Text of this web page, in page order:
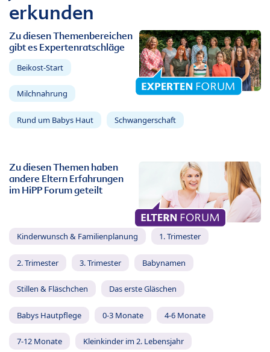
erkunden
Zu diesen Themenbereichen
gibt es Expertenratschläge
Beikost-Start
Milchnahrung
Rund um Babys Haut Schwangerschaft
Zu diesen Themen haben
andere Eltern Erfahrungen
im HiPP Forum geteilt
Kinderwunsch & Familienplanung 1. Trimester
2. Trimester 3. Trimester Babynamen
Stillen & Fläschchen Das erste Gläschen
Babys Hautpflege 0-3 Monate 4-6 Monate
7-12 Monate Kleinkinder im 2. Lebensjahr